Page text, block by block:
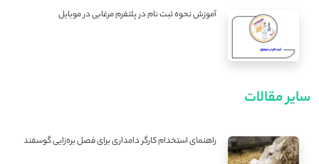
آموزش نحوه ثبت نام در پلتفرم مرغابی در موبایل
سایر مقالات
راهنمای استخدام کارگر دامداری برای فصل بره‌زایی گوسفند